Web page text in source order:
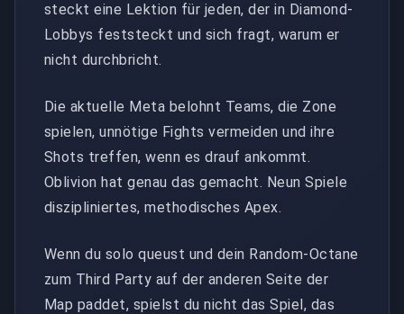
steckt eine Lektion für jeden, der in Diamond-
Lobbys feststeckt und sich fragt, warum er
nicht durchbricht.
Die aktuelle Meta belohnt Teams, die Zone
spielen, unnötige Fights vermeiden und ihre
Shots treffen, wenn es drauf ankommt.
Oblivion hat genau das gemacht. Neun Spiele
diszipliniertes, methodisches Apex.
Wenn du solo queust und dein Random-Octane
zum Third Party auf der anderen Seite der
Map paddet, spielst du nicht das Spiel, das